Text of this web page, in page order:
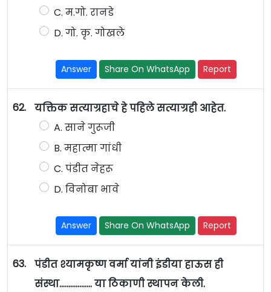
C. म.गो. रानडे
D. गो. कृ. गोखले
Answer Share On WhatsApp Report
62.
यक्तिक सत्याग्रहाचे हे पहिले सत्याग्रही आहेत.
A. साने गुरूजी
B. महात्मा गांधी
C. पंडीत नेहरू
D. विनोबा भावे
Answer Share On WhatsApp Report
63.
पंडीत श्यामकृष्ण वर्मा यांनी इंडीया हाऊस ही
संस्था.................. या ठिकाणी स्थापन केली.